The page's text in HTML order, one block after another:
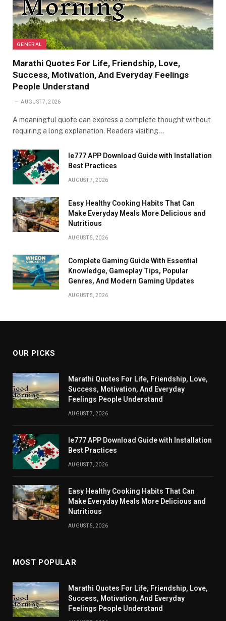
GENERAL
Marathi Quotes For Life, Friendship, Love,
Success, Motivation, And Everyday Feelings
People Understand
AUGUST 7, 2026
A meaningful quote can express a complete thought without
requiring a long explanation. Readers visiting…
Ie777 APP Download Guide with Installation
Best Practices
AUGUST 7, 2026
Easy Healthy Cooking Habits That Can
Make Everyday Meals More Delicious and
Nutritious
AUGUST 5, 2026
Complete Gaming Guide With Essential
Knowledge, Gameplay Tips, Popular
Genres, And Modern Gaming Updates
AUGUST 5, 2026
OUR PICKS
Marathi Quotes For Life, Friendship, Love,
Success, Motivation, And Everyday
Feelings People Understand
AUGUST 7, 2026
Ie777 APP Download Guide with Installation
Best Practices
AUGUST 7, 2026
Easy Healthy Cooking Habits That Can
Make Everyday Meals More Delicious and
Nutritious
AUGUST 5, 2026
MOST POPULAR
Marathi Quotes For Life, Friendship, Love,
Success, Motivation, And Everyday
Feelings People Understand